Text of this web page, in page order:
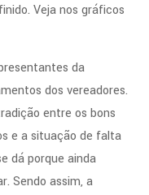
Veja nos gráficos
da
dos vereadores.
entre os bons
e a situação de falta
dá porque ainda
Sendo assim, a